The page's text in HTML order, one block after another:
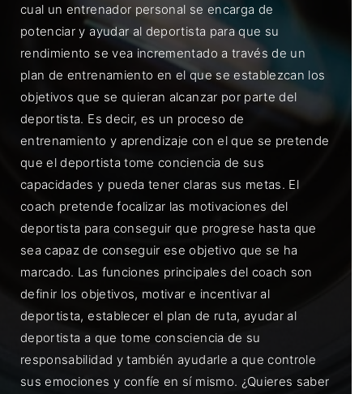
cual un entrenador personal se encarga de
potenciar y ayudar al deportista para que su
rendimiento se vea incrementado a través de un
plan de entrenamiento en el que se establezcan los
objetivos que se quieran alcanzar por parte del
deportista. Es decir, es un proceso de
entrenamiento y aprendizaje con el que se pretende
que el deportista tome conciencia de sus
capacidades y pueda tener claras sus metas. El
coach pretende focalizar las motivaciones del
deportista para conseguir que progrese hasta que
sea capaz de conseguir ese objetivo que se ha
marcado. Las funciones principales del coach son
definir los objetivos, motivar e incentivar al
deportista, establecer el plan de ruta, ayudar al
deportista a que tome consciencia de su
responsabilidad y también ayudarle a que controle
sus emociones y confíe en sí mismo. ¿Quieres saber